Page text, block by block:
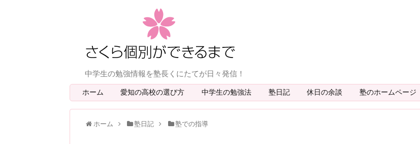
中学生の勉強情報を塾長くにたてが日々発信！
ホーム 愛知の高校の選び方 中学生の勉強法 塾日記 休日の余談 塾のホームページ
ホーム 塾日記 塾での指導